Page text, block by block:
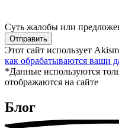
Суть жалобы или
Отправить
Этот сайт использует
как обрабатываются ваши
*Данные используются
отображаются на сайте
Блог